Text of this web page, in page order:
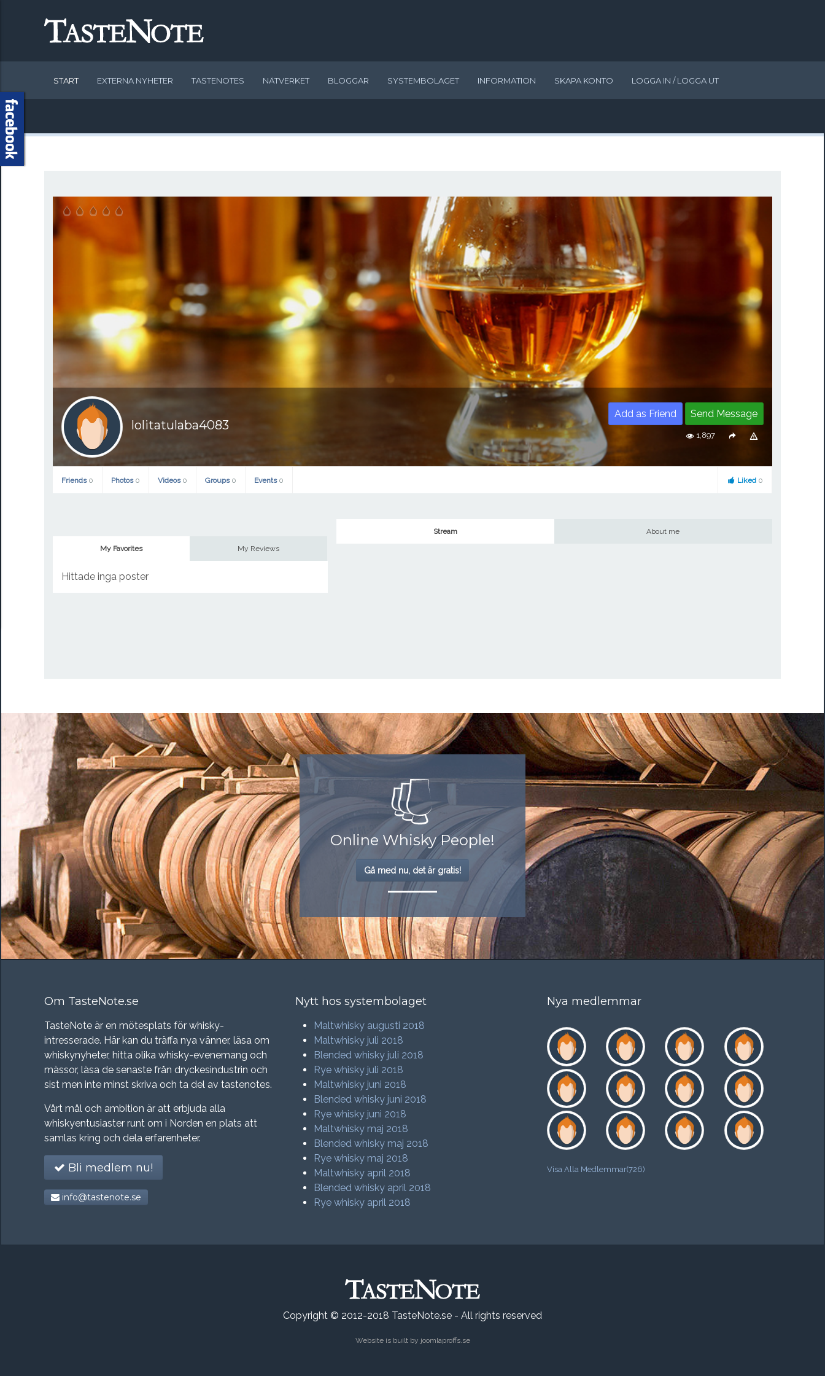
START EXTERNA NYHETER TASTENOTES NÄTVERKET BLOGGAR SYSTEMBOLAGET INFORMATION SKAPA KONTO LOGGA IN / LOGGA UT
lolitatulaba4083
Add as Friend Send Message
1,897
Friends 0 Photos 0 Videos 0 Groups 0 Events 0 Liked 0
My Favorites My Reviews
Hittade inga poster
Stream About me
Online Whisky People!
Gå med nu, det är gratis!
Om TasteNote.se
TasteNote är en mötesplats för whisky-
intresserade. Här kan du träffa nya vänner, läsa om
whiskynyheter, hitta olika whisky-evenemang och
mässor, läsa de senaste från dryckesindustrin och
sist men inte minst skriva och ta del av tastenotes.
Vårt mål och ambition är att erbjuda alla
whiskyentusiaster runt om i Norden en plats att
samlas kring och dela erfarenheter.
Bli medlem nu!
info@tastenote.se
Nytt hos systembolaget
Maltwhisky augusti 2018
Maltwhisky juli 2018
Blended whisky juli 2018
Rye whisky juli 2018
Maltwhisky juni 2018
Blended whisky juni 2018
Rye whisky juni 2018
Maltwhisky maj 2018
Blended whisky maj 2018
Rye whisky maj 2018
Maltwhisky april 2018
Blended whisky april 2018
Rye whisky april 2018
Nya medlemmar
Visa Alla Medlemmar(726)
Copyright © 2012-2018 TasteNote.se - All rights reserved
Website is built by joomlaproffs.se